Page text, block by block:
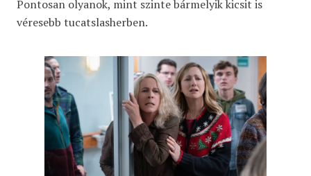
Pontosan olyanok, mint szinte bármelyik kicsit is
véresebb tucatslasherben.